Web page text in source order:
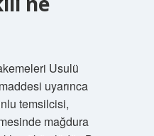
Usulü
uyarınca
temsilcisi,
mağdura